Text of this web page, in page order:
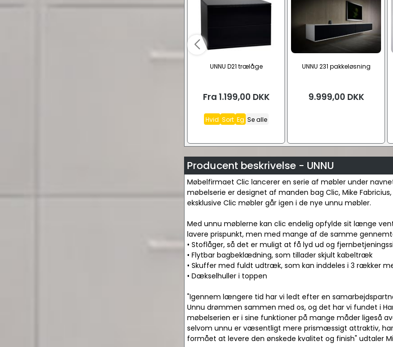
UNNU D21 trælåge
Fra 1.199,00 DKK
Hvid Sort Eg Se alle
UNNU 231 pakkeløsning
9.999,00 DKK
Producent beskrivelse - UNNU
Møbelfirmaet Clic lancerer en serie af møbler under navnet
møbelserie er designet af manden bag Clic, Mike
eksklusive Clic møbler går igen i de nye unnu møbler.
Med unnu møblerne kan clic endelig opfylde sit længe
lavere prispunkt, men med mange af de samme
• Stoflåger, så det er muligt at få lyd ud og
• Flytbar bagbeklædning, som tillader skjult kabeltræk
• Skuffer med fuldt udtræk, som kan inddeles i 3 rækker
• Dækselhuller i toppen
"Igennem længere tid har vi ledt efter en
Unnu drømmen sammen med os, og det har vi fundet i
møbelserien er i sine funktioner på mange måder ligeså
selvom unnu er væsentligt mere prismæssigt attraktiv,
formået at levere den ønskede kvalitet og finish" udtaler